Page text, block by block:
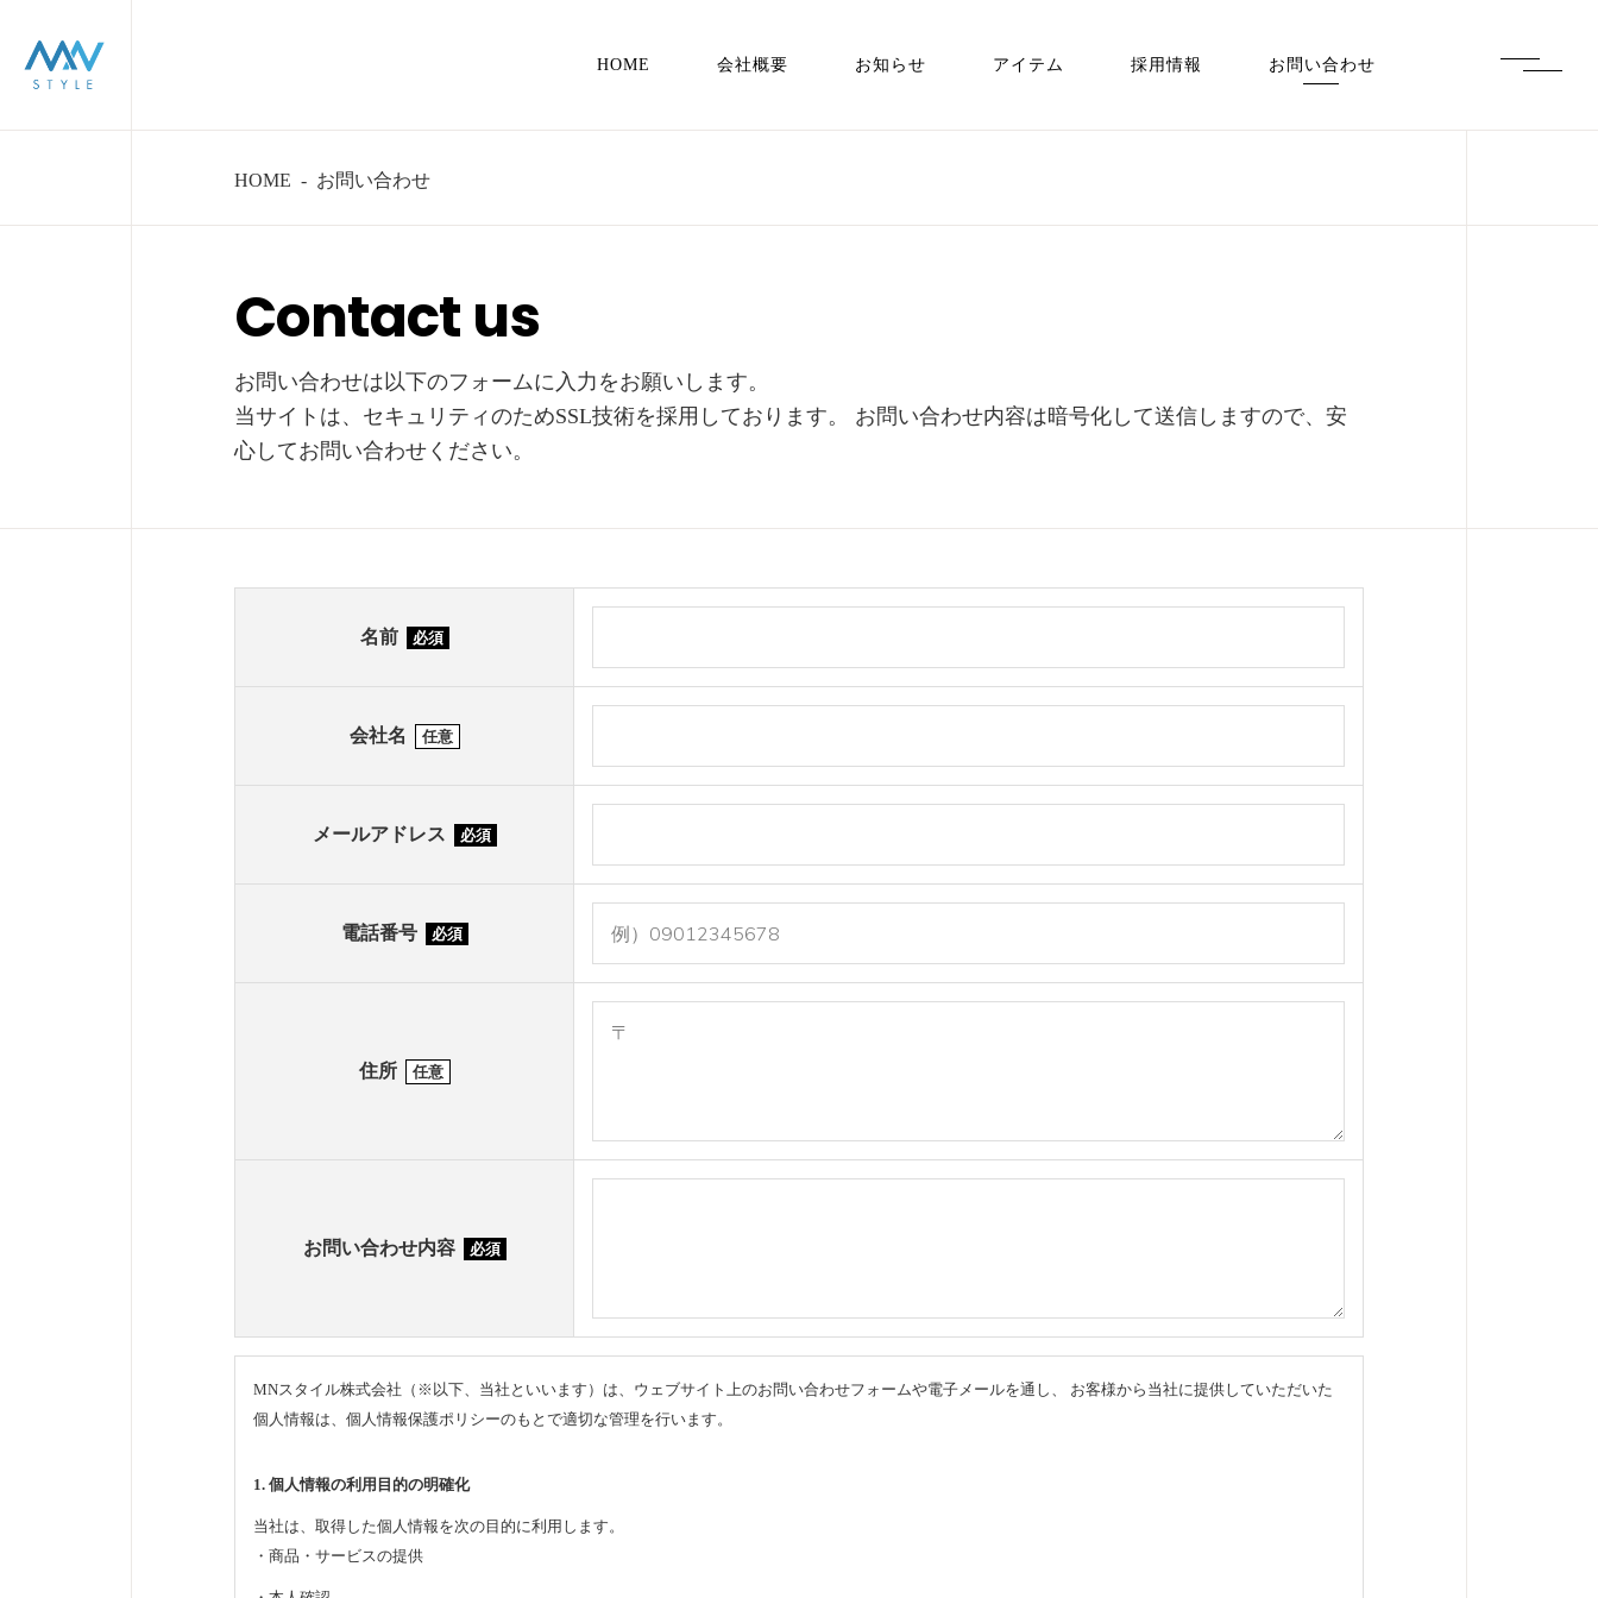
HOME 会社概要 お知らせ アイテム 採用情報 お問い合わせ
HOME - お問い合わせ
Contact us
お問い合わせは以下のフォームに入力をお願いします。
当サイトは、セキュリティのためSSL技術を採用しております。 お問い合わせ内容は暗号化して送信しますので、安
心してお問い合わせください。
名前 必須
会社名 任意
メールアドレス 必須
電話番号 必須
住所 任意
お問い合わせ内容 必須
MNスタイル株式会社（※以下、当社といいます）は、ウェブサイト上のお問い合わせフォームや電子メールを通し、 お客様から当社に提供していただいた
個人情報は、個人情報保護ポリシーのもとで適切な管理を行います。
1. 個人情報の利用目的の明確化
当社は、取得した個人情報を次の目的に利用します。
・ 商品・サービスの提供